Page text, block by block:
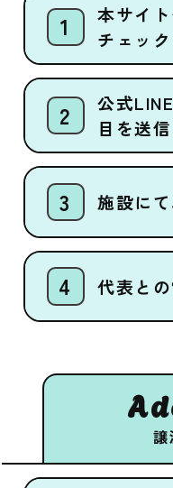
本サイ
チェック
公式
目を送
施設に
代表と
譲